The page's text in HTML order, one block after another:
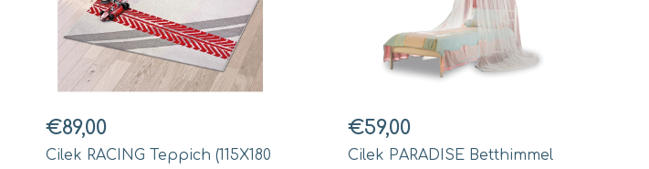
€89,00
Cilek RACING Teppich (115X180
€59,00
Cilek PARADISE Betthimmel